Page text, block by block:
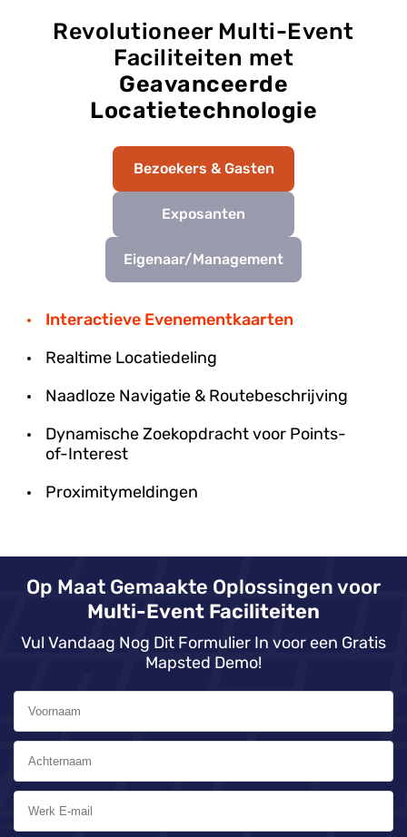
Revolutioneer Multi-Event
Faciliteiten met
Geavanceerde
Locatietechnologie
Bezoekers & Gasten
Exposanten
Eigenaar/Management
Interactieve Evenementkaarten
Realtime Locatiedeling
Naadloze Navigatie & Routebeschrijving
Dynamische Zoekopdracht voor Points-
of-Interest
Proximitymeldingen
Op Maat Gemaakte Oplossingen voor
Multi-Event Faciliteiten
Vul Vandaag Nog Dit Formulier In voor een Gratis
Mapsted Demo!